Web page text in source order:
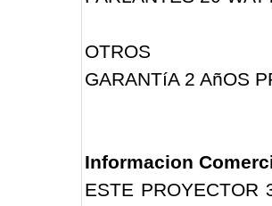
OTROS
GARANTíA 2 AñOS
Informacion
ESTE PROYECTOR